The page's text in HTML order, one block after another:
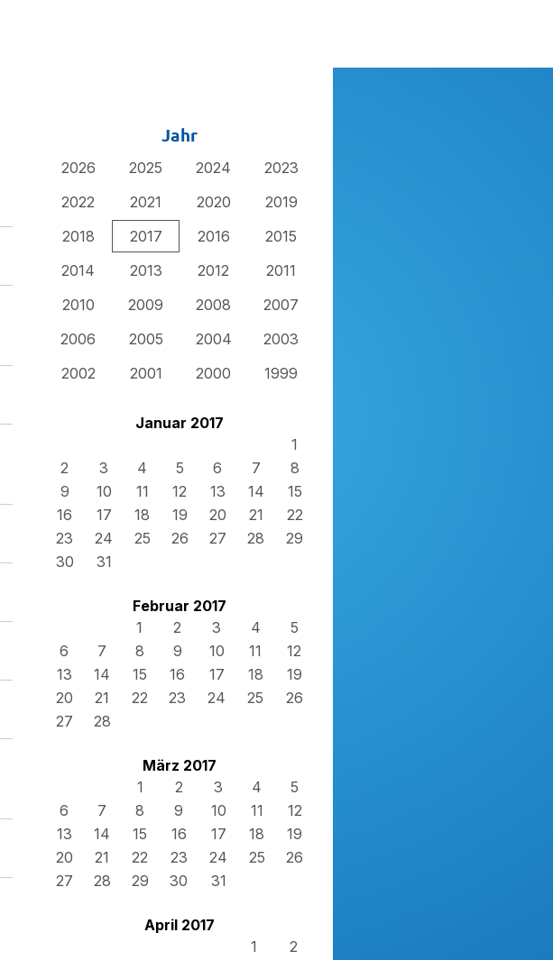
Jahr
2026 2025 2024
2023
2022
2021 2020
2019
2018
2017 2016
2015
2014
2013 2012
2011
2010
2009 2008
2007
2006
2005 2004
2003
2002
2001 2000 1999
Januar 2017
1
2
3 4 5 6 7
8
9
10 11 12 13 14
15
16
17 18 19 20 21
22
23
24 25 26 27 28
29
30
31
Februar 2017
1
2 3 4
5
6
7 8 9 10 11
12
13
14 15 16 17 18
19
20
21 22 23 24 25
26
27
28
März 2017
1
2 3 4
5
6
7 8 9 10 11
12
13
14 15 16 17 18
19
20
21 22 23 24 25
26
27
28 29 30 31
April 2017
1
2